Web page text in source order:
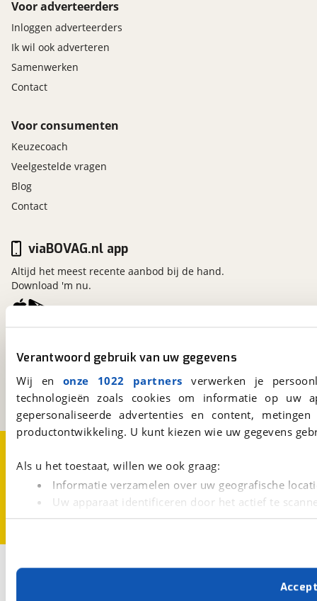
Verantwoord gebruik van uw gegevens
Wij en onze 1022 partners verwerken je
technologieën zoals cookies om informatie op
gepersonaliseerde advertenties en content,
productontwikkeling. U kunt kiezen wie uw gegevens
Als u het toestaat, willen we ook graag:
Informatie verzamelen over uw geografische
Uw apparaat identificeren door het actief te
Lees meer over hoe uw persoonlijke gegevens worden
Met cookies en vergelijkbare technieken zorgen we
cookies zorgen ervoor dat de website goed werkt.
Voor adverteerders
Inloggen adverteerders
Ik wil ook adverteren
Samenwerken
Contact
Voor consumenten
Keuzecoach
Veelgestelde vragen
Blog
Contact
Kosterijland15
Een initiatief van
BOVAG
viaBOVAG.nl app
Altijd het meest recente aanbod bij de hand.
Download 'm nu.
Cookievoorkeuren
Vacatures